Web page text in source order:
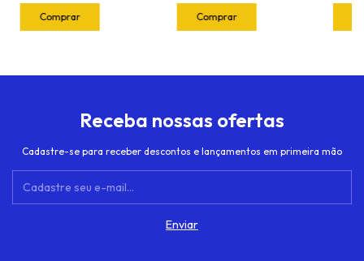
Receba nossas ofertas
Cadastre-se para receber descontos e lançamentos em primeira mão